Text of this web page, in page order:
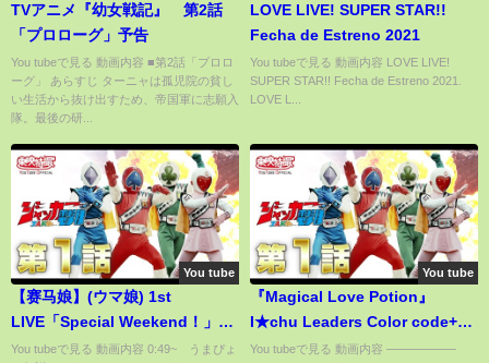
TVアニメ『幼女戦記』 第2話
「プロローグ」予告
You tubeで見る 動画内容 ■第2話「プロロ
ーグ」 あらすじ ターニャは孤児院の貧し
い生活から抜け出すため、帝国軍に志願入
隊。最後の研...
LOVE LIVE! SUPER STAR!!
Fecha de Estreno 2021
You tubeで見る 動画内容 LOVE LIVE!
SUPER STAR!! Fecha de Estreno 2021.
LOVE L...
You tube
【赛马娘】(ウマ娘) 1st
LIVE「Special Weekend！」片
段
You tubeで見る 動画内容 0:49~ うまぴょ
You tube
『Magical Love Potion』
I★chu Leaders Color code+
lyrics [Kam/Rom/Ind]
You tubeで見る 動画内容 ────────